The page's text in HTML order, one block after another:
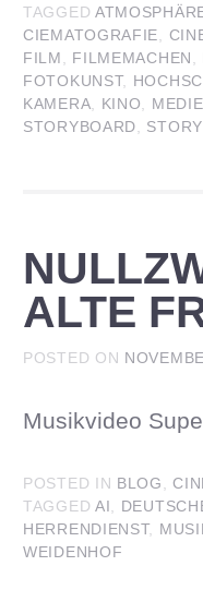
TAGGED
CIEMATOGRAFIE
FILM
FILMEMACHEN
FOTOKUNST,
KAMERA
KINO
STORYBOARD
ALTE
POSTED ON
Musikvideo
POSTED IN BLOG ,
TAGGED AI
HERRENDIENST,
WEIDENHOF